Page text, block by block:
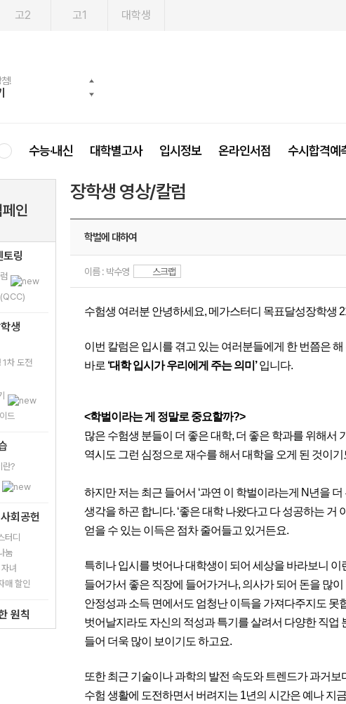
고2 고1 대학생
메가스터디
!
브
백
혜택!
수능·내신 대학별고사 입시정보 온라인서점 수시합격예
인
링
생
차 도전
드
란?
회공헌
터디
눔
녀
매 할인
원칙
장학생 영상/칼럼
학벌에 대하여
이름 : 박수영 스크랩
수험생 여러분 안녕하세요, 메가스터디 목표달성장학생
이번 칼럼은 입시를 겪고 있는 여러분들에게 한 번쯤은
바로 ‘대학 입시가 우리에게 주는 의미’입니다.
<학벌이라는 게 정말로 중요할까?>
많은 수험생 분들이 더 좋은 대학, 더 좋은 학과를 위해서
역시도 그런 심정으로 재수를 해서 대학을 오게 된 것이기
하지만 저는 최근 들어서 ‘과연 이 학벌이라는게 N년을
생각을 하곤 합니다. ‘좋은 대학 나왔다고 다 성공하는 거
얻을 수 있는 이득은 점차 줄어들고 있거든요.
특히나 입시를 벗어나 대학생이 되어 세상을 바라보니
들어가서 좋은 직장에 들어가거나, 의사가 되어 돈을 많
안정성과 소득 면에서도 엄청난 이득을 가져다주지도
벗어날지라도 자신의 적성과 특기를 살려서 다양한 직
들어 더욱 많이 보이기도 하고요.
또한 최근 기술이나 과학의 발전 속도와 트렌드가 과거
수험 생활에 도전하면서 버려지는 1년의 시간은 예나 지